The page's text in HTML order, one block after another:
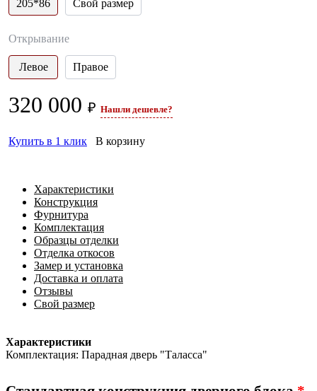
205*86 Свой размер
Открывание
Левое Правое
320 000 ₽ Нашли дешевле?
Купить в 1 клик В корзину
Характеристики
Конструкция
Фурнитура
Комплектация
Образцы отделки
Отделка откосов
Замер и установка
Доставка и оплата
Отзывы
Свой размер
Характеристики
Комплектация: Парадная дверь "Таласса"